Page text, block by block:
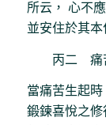
所云， 心不
並安住於其本
丙二 痛苦
當痛苦生起
鍛鍊喜悅之